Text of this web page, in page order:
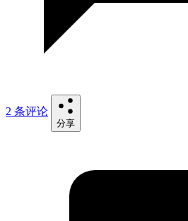
2 条评论
分享